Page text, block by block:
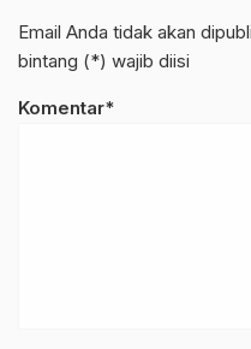
Email Anda tidak akan
bintang (*) wajib diisi
Komentar*